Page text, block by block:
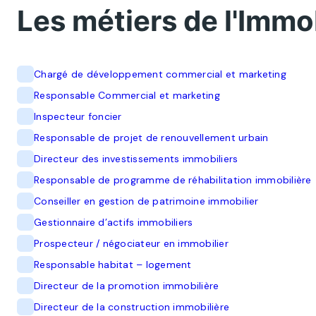
Les métiers de
Chargé de développement commercial et marketing
Responsable Commercial et marketing
Inspecteur foncier
Responsable de projet de renouvellement urbain
Directeur des investissements immobiliers
Responsable de programme de réhabilitation immobilière
Conseiller en gestion de patrimoine immobilier
Gestionnaire d’actifs immobiliers
Prospecteur / négociateur en immobilier
Responsable habitat – logement
Directeur de la promotion immobilière
Directeur de la construction immobilière